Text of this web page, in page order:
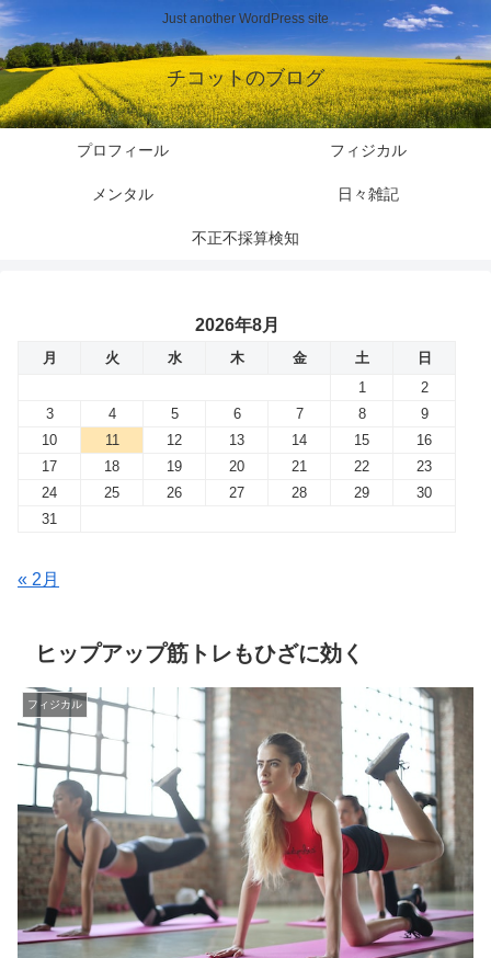
Just another WordPress site
チコットのブログ
プロフィール フィジカル
メンタル 日々雑記
不正不採算検知
2026年8月
月 火 水 木 金 土
日
1
2
3
4 5 6 7 8
9
10
11 12 13 14 15
16
17
18 19 20 21 22
23
24
25 26 27 28 29
30
31
« 2月
ヒップアップ筋トレもひざに効く
フィジカル